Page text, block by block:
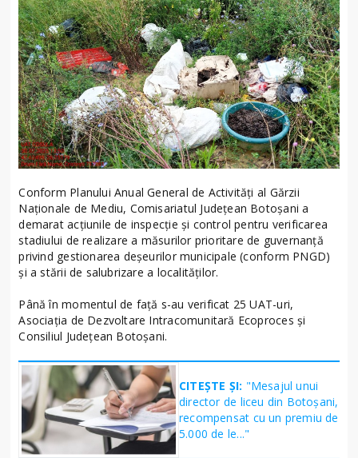
Conform Planului Anual General de Activități al Gărzii
Naționale de Mediu, Comisariatul Județean Botoșani a
demarat acțiunile de inspecție și control pentru verificarea
stadiului de realizare a măsurilor prioritare de guvernanță
privind gestionarea deșeurilor municipale (conform PNGD)
și a stării de salubrizare a localităților.
Până în momentul de față s-au verificat 25 UAT-uri,
Asociația de Dezvoltare Intracomunitară Ecoproces și
Consiliul Județean Botoșani.
CITEȘTE ȘI: "Mesajul unui
director de liceu din Botoșani,
recompensat cu un premiu de
5.000 de le..."